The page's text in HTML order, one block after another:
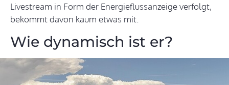
Livestream in Form der Energieflussanzeige verfolgt,
bekommt davon kaum etwas mit.
Wie dynamisch ist er?